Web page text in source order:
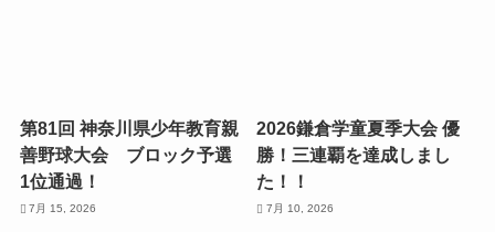
第81回 神奈川県少年教育親
善野球大会 ブロック予選
1位通過！
7月 15, 2026
2026鎌倉学童夏季大会 優
勝！三連覇を達成しまし
た！！
7月 10, 2026